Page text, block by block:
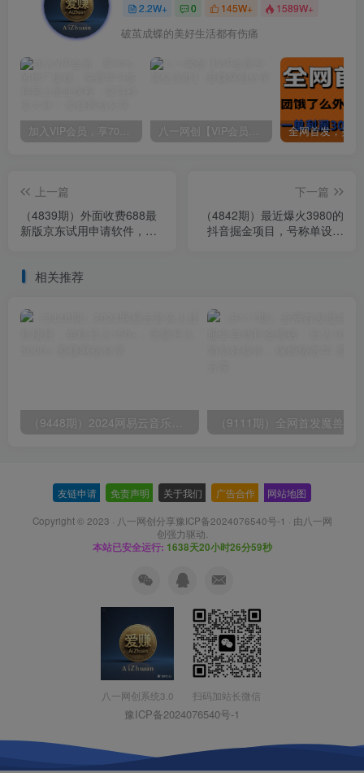
2.2W+ 0 145W+ 1589W+
破茧成蝶的美好生活都有伤痛
加入VIP会员，享70%的推广提成，免费学习多种网上创业课程，菜鸟秒变大神！ 八一网创【VIP会员专属交流群】
上一篇
（4839期）外面收费688最
新版京东试用申请软件，一
下一篇
（4842期）最近爆火3980的
抖音掘金项目，号称单设备
相关推荐
友链申请 免责声明 关于我们 广告合作 网站地图
Copyright © 2023 · 八一网创分享豫ICP备2024076540号-1 · 由八一网
创强力驱动.
本站已安全运行: 1638天20小时27分0秒
八一网创系统3.0 扫码加站长微信
豫ICP备2024076540号-1